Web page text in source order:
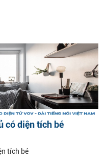
có diện tích bé
tích bé